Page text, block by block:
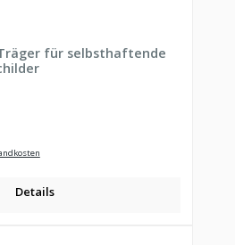
für selbsthaftende
Details